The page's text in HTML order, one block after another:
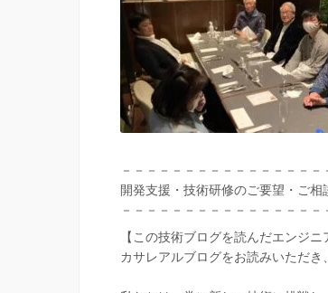
－－－－－－－－－－－－－－－－
開発支援・技術研修のご要望・ご相
－－－－－－－－－－－－－－－－
【この技術ブログを読んだエンジニ
カサレアルブログをお読みいただき